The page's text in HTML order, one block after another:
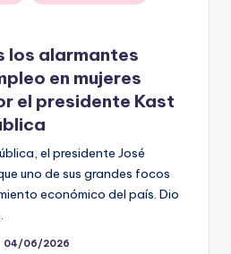
los alarmantes
en mujeres
el presidente Kast
el presidente José
uno de sus grandes focos
económico del país. Dio
04/06/2026